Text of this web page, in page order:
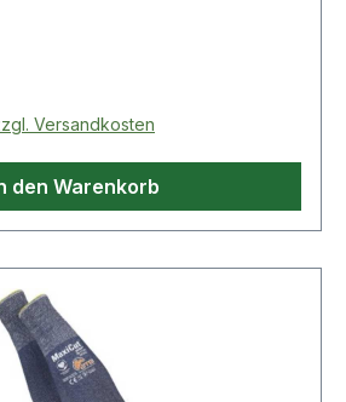
Versandkosten
den Warenkorb